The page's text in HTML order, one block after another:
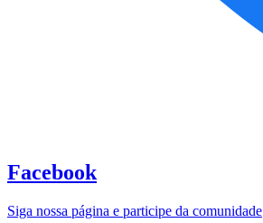
Facebook
Siga nossa página e participe da comunidade